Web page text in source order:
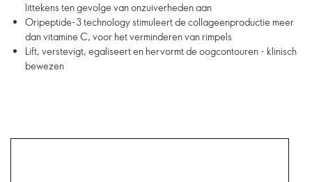
littekens ten gevolge van onzuiverheden aan
Oripeptide-3 technology stimuleert de collageenproductie meer
dan vitamine C, voor het verminderen van rimpels
Lift, verstevigt, egaliseert en hervormt de oogcontouren - klinisch
bewezen